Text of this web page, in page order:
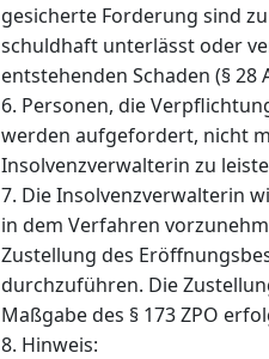
gesicherte Forderung sind
schuldhaft unterlässt oder
entstehenden Schaden (§ 28
6. Personen, die
werden aufgefordert, nicht
Insolvenzverwalterin zu
7. Die Insolvenzverwalterin
in dem Verfahren
Zustellung des
durchzuführen. Die
Maßgabe des § 173 ZPO
8. Hinweis: